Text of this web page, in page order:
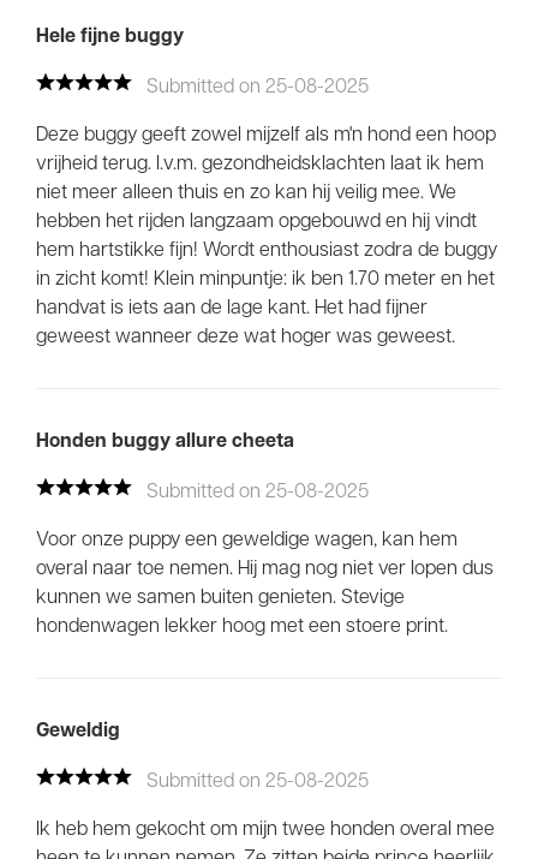
Hele fijne buggy
Submitted on 25-08-2025
Deze buggy geeft zowel mijzelf als m'n hond een hoop
vrijheid terug. I.v.m. gezondheidsklachten laat ik hem
niet meer alleen thuis en zo kan hij veilig mee. We
hebben het rijden langzaam opgebouwd en hij vindt
hem hartstikke fijn! Wordt enthousiast zodra de buggy
in zicht komt! Klein minpuntje: ik ben 1.70 meter en het
handvat is iets aan de lage kant. Het had fijner
geweest wanneer deze wat hoger was geweest.
Honden buggy allure cheeta
Submitted on 25-08-2025
Voor onze puppy een geweldige wagen, kan hem
overal naar toe nemen. Hij mag nog niet ver lopen dus
kunnen we samen buiten genieten. Stevige
hondenwagen lekker hoog met een stoere print.
Geweldig
Submitted on 25-08-2025
Ik heb hem gekocht om mijn twee honden overal mee